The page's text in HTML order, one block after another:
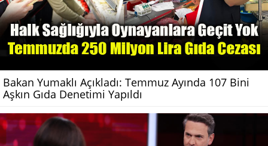
Bakan Yumaklı Açıkladı: Temmuz Ayında 107 Bini
Aşkın Gıda Denetimi Yapıldı